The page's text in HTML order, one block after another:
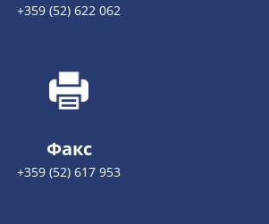
+359 (52) 622 062
Факс
+359 (52) 617 953